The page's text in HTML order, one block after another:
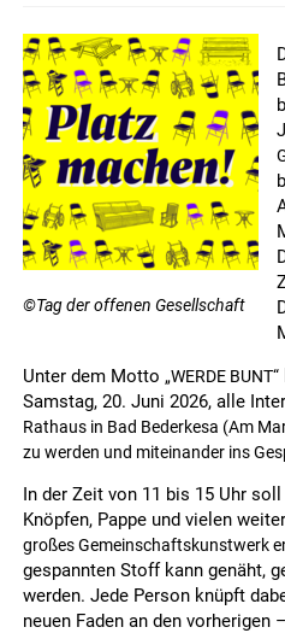
©Tag der offenen Gesellschaft
Unter dem Motto „WERDE BUNT“
Samstag, 20. Juni 2026, alle
Rathaus in Bad Bederkesa (Am
zu werden und miteinander ins
In der Zeit von 11 bis 15 Uhr
Knöpfen, Pappe und vielen
großes Gemeinschaftskunstwerk
gespannten Stoff kann genäht,
werden. Jede Person knüpft
neuen Faden an den vorherigen